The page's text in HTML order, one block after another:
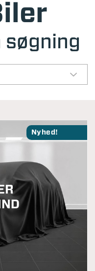
søgning
Nyhed!